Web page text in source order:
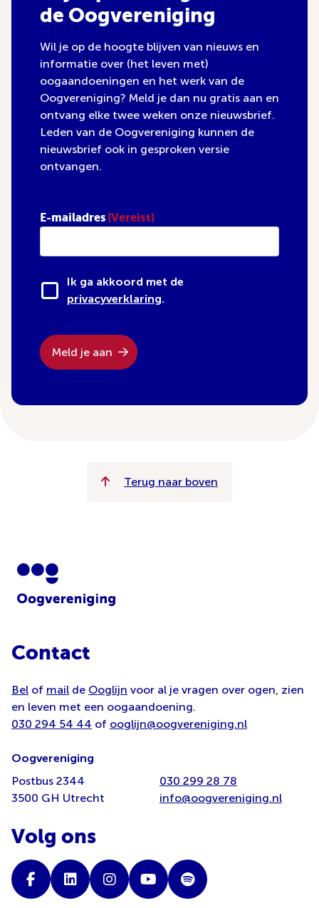
de Oogvereniging
Wil je op de hoogte blijven van nieuws en
informatie over (het leven met)
oogaandoeningen en het werk van de
Oogvereniging? Meld je dan nu gratis aan en
ontvang elke twee weken onze nieuwsbrief.
Leden van de Oogvereniging kunnen de
nieuwsbrief ook in gesproken versie
ontvangen.
E-mailadres (Vereist)
Ik ga akkoord met de
privacyverklaring.
Meld je aan
Terug naar boven
Contact
Bel of mail de Ooglijn voor al je vragen over ogen, zien
en leven met een oogaandoening.
030 294 54 44 of ooglijn@oogvereniging.nl
Oogvereniging
Postbus 2344
3500 GH Utrecht
030 299 28 78
info@oogvereniging.nl
Volg ons